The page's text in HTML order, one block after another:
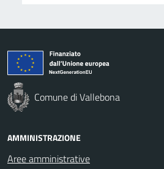
Comune di Vallebona
AMMINISTRAZIONE
Aree amministrative